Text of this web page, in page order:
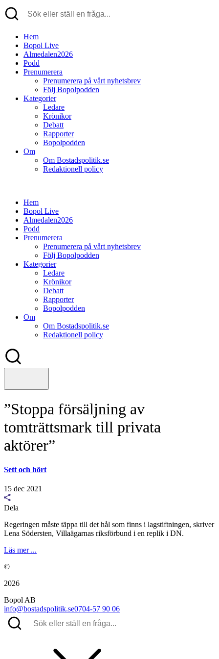
Hem
Bopol Live
Almedalen2026
Podd
Prenumerera
Prenumerera på vårt nyhetsbrev
Följ Bopolpodden
Kategorier
Ledare
Krönikor
Debatt
Rapporter
Bopolpodden
Om
Om Bostadspolitik.se
Redaktionell policy
Hem
Bopol Live
Almedalen2026
Podd
Prenumerera
Prenumerera på vårt nyhetsbrev
Följ Bopolpodden
Kategorier
Ledare
Krönikor
Debatt
Rapporter
Bopolpodden
Om
Om Bostadspolitik.se
Redaktionell policy
”Stoppa försäljning av
tomträttsmark till privata
aktörer”
Sett och hört
15 dec 2021
Dela
Regeringen måste täppa till det hål som finns i lagstiftningen, skriver
Lena Södersten, Villaägarnas riksförbund i en replik i DN.
Läs mer ...
©
2026
Bopol AB
info@bostadspolitik.se0704-57 90 06